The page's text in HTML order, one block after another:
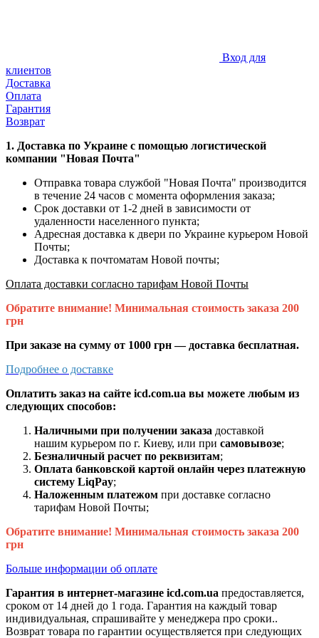
Вход для
клиентов
Доставка
Оплата
Гарантия
Возврат
1. Доставка по Украине с помощью логистической
компании "Новая Почта"
Отправка товара службой "Новая Почта" производится
в течение 24 часов с момента оформления заказа;
Срок доставки от 1-2 дней в зависимости от
удаленности населенного пункта;
Адресная доставка к двери по Украине курьером Новой
Почты;
Доставка к почтоматам Новой почты;
Оплата доставки согласно тарифам Новой Почты
Обратите внимание! Минимальная стоимость заказа 200
грн
При заказе на сумму от 1000 грн — доставка бесплатная.
Подробнее о доставке
Оплатить заказ на сайте icd.com.ua вы можете любым из
следующих способов:
Наличными при получении заказа доставкой
нашим курьером по г. Киеву, или при самовывозе;
Безналичный расчет по реквизитам;
Оплата банковской картой онлайн через платежную
систему LiqPay;
Наложенным платежом при доставке согласно
тарифам Новой Почты;
Обратите внимание! Минимальная стоимость заказа 200
грн
Больше информации об оплате
Гарантия в интернет-магазине icd.com.ua предоставляется,
сроком от 14 дней до 1 года. Гарантия на каждый товар
индивидуальная, спрашивайте у менеджера про сроки..
Возврат товара по гарантии осуществляется при следующих